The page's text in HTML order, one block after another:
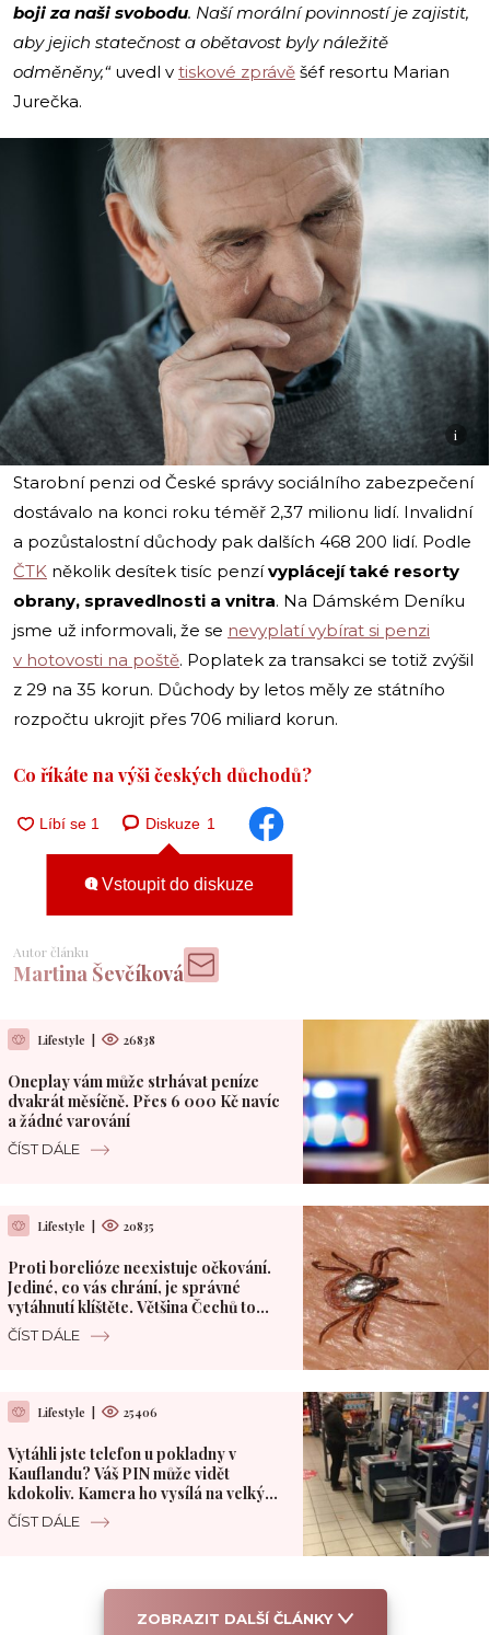
boji za naši svobodu. Naší morální povinností je zajistit,
aby jejich statečnost a obětavost byly náležitě
odměněny,“uvedl v tiskové zprávě šéf resortu Marian
Jurečka.
i
Starobní penzi od České správy sociálního zabezpečení
dostávalo na konci roku téměř 2,37 milionu lidí. Invalidní
a pozůstalostní důchody pak dalších 468 200 lidí. Podle
ČTK několik desítek tisíc penzívyplácejí také resorty
obrany, spravedlnosti a vnitra. Na Dámském Deníku
jsme už informovali, že se nevyplatí vybírat si penzi
v hotovosti na poště. Poplatek za transakci se totiž zvýšil
z 29 na 35 korun. Důchody by letos měly ze státního
rozpočtu ukrojit přes 706 miliard korun.
Co říkáte na výši českých důchodů?
Diskuze 1
Vstoupit do diskuze
Autor článku
Martina Ševčíková
Lifestyle | 26838
Oneplay vám může strhávat peníze
dvakrát měsíčně. Přes 6 000 Kč navíc
a žádné varování
ČÍST DÁLE
Lifestyle | 20835
Proti borelióze neexistuje očkování.
Jediné, co vás chrání, je správné
vytáhnutí klíštěte. Většina Čechů to
dělá špatně
ČÍST DÁLE
Lifestyle | 25406
Vytáhli jste telefon u pokladny v
Kauflandu? Váš PIN může vidět
kdokoliv. Kamera ho vysílá na velký
monitor
ČÍST DÁLE
ZOBRAZIT DALŠÍ ČLÁNKY